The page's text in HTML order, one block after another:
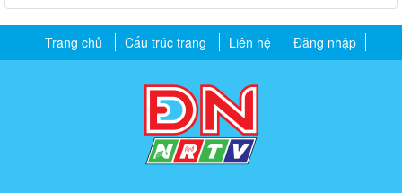
Trang chủ Cấu trúc trang Liên hệ Đăng nhập